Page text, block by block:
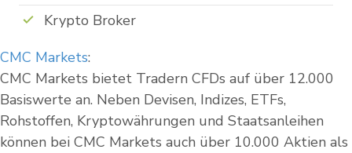
Krypto Broker
CMC Markets:
CMC Markets bietet Tradern CFDs auf über 12.000
Basiswerte an. Neben Devisen, Indizes, ETFs,
Rohstoffen, Kryptowährungen und Staatsanleihen
können bei CMC Markets auch über 10.000 Aktien als